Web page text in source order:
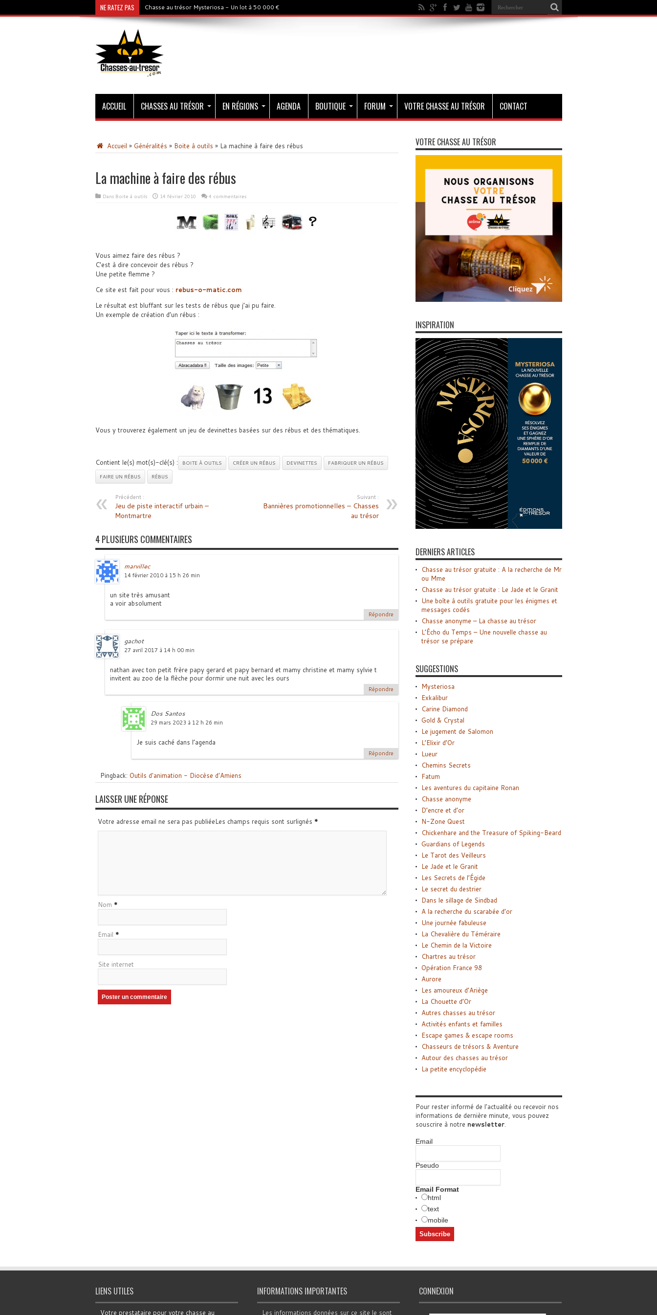
NE RATEZ PAS Chasse au trésor Mysteriosa - Un lot à 50 000 €
ACCUEIL CHASSES AU TRÉSOR EN RÉGIONS AGENDA BOUTIQUE FORUM VOTRE CHASSE AU TRÉSOR CONTACT
Accueil » Généralités » Boite à outils » La machine à faire des rébus
La machine à faire des rébus
Dans Boite à outils 14 février 2010 4 commentaires
Vous aimez faire des rébus ?
C’est à dire concevoir des rébus ?
Une petite flemme ?
Ce site est fait pour vous : rebus-o-matic.com
Le résultat est bluffant sur les tests de rébus que j’ai pu faire.
Un exemple de création d’un rébus :
Vous y trouverez également un jeu de devinettes basées sur des rébus et des thématiques.
Contient le(s) mot(s)-clé(s) : BOITE À OUTILS CRÉER UN RÉBUS DEVINETTES
FABRIQUER UN RÉBUS
FAIRE UN RÉBUS
RÉBUS
Précédent :
Jeu de piste interactif urbain –
Montmartre
Suivant :
Bannières promotionnelles – Chasses
au trésor
4 PLUSIEURS COMMENTAIRES
marvillec
14 février 2010 à 15 h 26 min
un site très amusant
a voir absolument
Répondre
gachot
27 avril 2017 à 14 h 00 min
nathan avec ton petit frère papy gerard et papy bernard et mamy christine et mamy sylvie t
invitent au zoo de la flèche pour dormir une nuit avec les ours
Répondre
Dos Santos
29 mars 2023 à 12 h 26 min
Je suis caché dans l’agenda
Répondre
Pingback: Outils d'animation - Diocèse d'Amiens
LAISSER UNE RÉPONSE
Votre adresse email ne sera pas publiéeLes champs requis sont surlignés *
Nom *
Email *
Site internet
VOTRE CHASSE AU TRÉSOR
INSPIRATION
DERNIERS ARTICLES
Chasse au trésor gratuite : A la recherche de Mr
ou Mme
Chasse au trésor gratuite : Le Jade et le Granit
Une boîte à outils gratuite pour les énigmes et
messages codés
Chasse anonyme – La chasse au trésor
L’Écho du Temps – Une nouvelle chasse au
trésor se prépare
SUGGESTIONS
Mysteriosa
Exkalibur
Carine Diamond
Gold & Crystal
Le jugement de Salomon
L’Elixir d’Or
Lueur
Chemins Secrets
Fatum
Les aventures du capitaine Ronan
Chasse anonyme
D’encre et d’or
N-Zone Quest
Chickenhare and the Treasure of Spiking-Beard
Guardians of Legends
Le Tarot des Veilleurs
Le Jade et le Granit
Les Secrets de l’Égide
Le secret du destrier
Dans le sillage de Sindbad
A la recherche du scarabée d’or
Une journée fabuleuse
La Chevalière du Téméraire
Le Chemin de la Victoire
Chartres au trésor
Opération France 98
Aurore
Les amoureux d’Ariège
La Chouette d’Or
Autres chasses au trésor
Activités enfants et familles
Escape games & escape rooms
Chasseurs de trésors & Aventure
Autour des chasses au trésor
La petite encyclopédie
Pour rester informé de l'actualité ou recevoir nos
informations de dernière minute, vous pouvez
souscrire à notre newsletter.
Email
Pseudo
Email Format
html
text
mobile
LIENS UTILES
Votre prestataire pour votre chasse au
INFORMATIONS IMPORTANTES
Les informations données sur ce site le sont
CONNEXION